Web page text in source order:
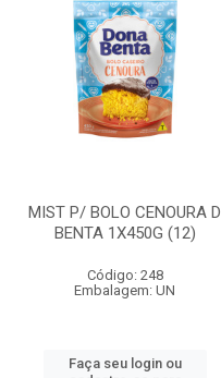
MIST P/ BOLO CENOURA D
BENTA 1X450G (12)
Código: 248
Embalagem: UN
Faça seu login ou